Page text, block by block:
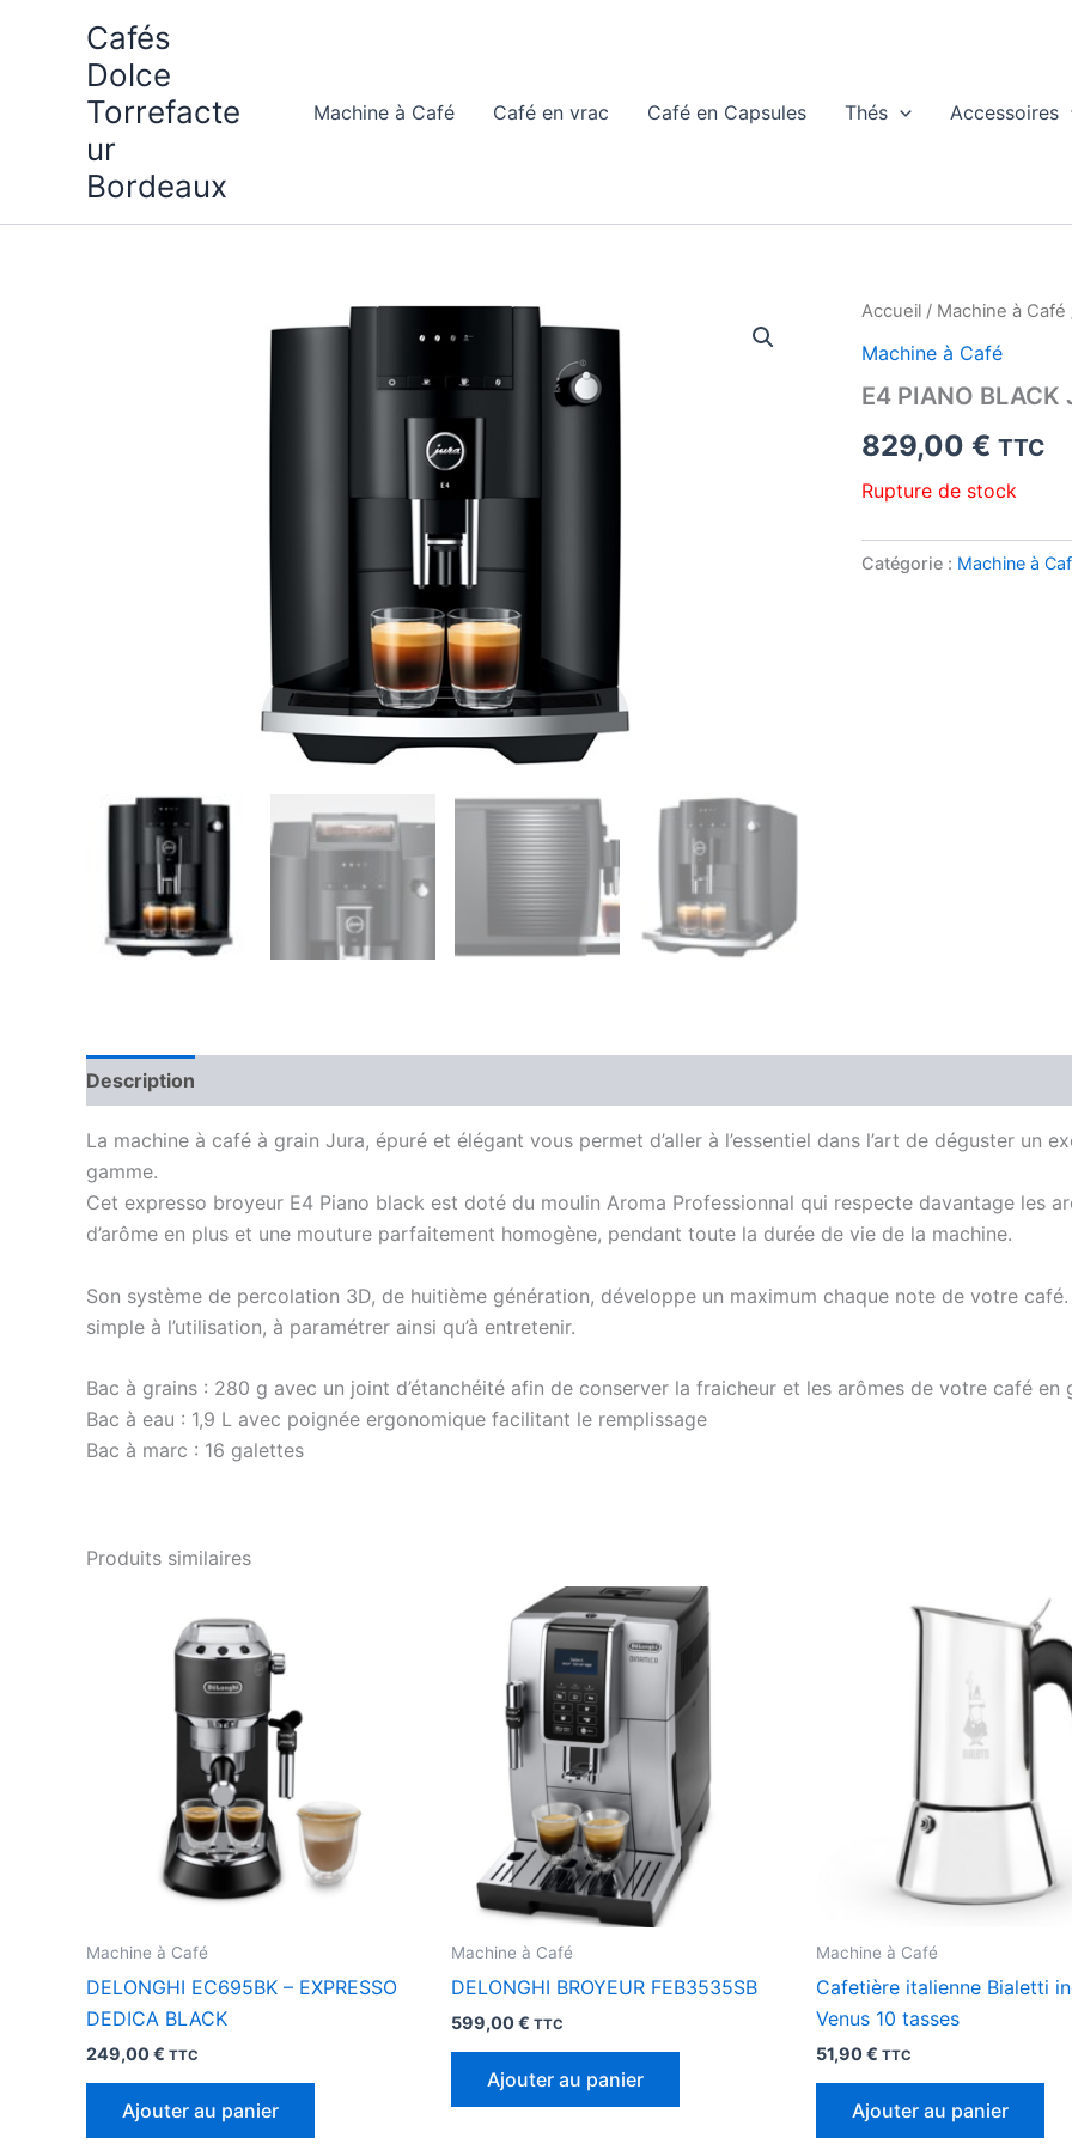
Cafés
Dolce
Torrefacte
ur
Bordeaux
Machine à Café Café en vrac Café en Capsules Thés Accessoires
Accueil / Machine à Café
Machine à Café
E4 PIANO BLACK
829,00 € TTC
Rupture de stock
Catégorie : Machine à
Description
La machine à café à grain Jura, épuré et élégant vous permet d’aller à l’essentiel dans l’art de déguster un
gamme.
Cet expresso broyeur E4 Piano black est doté du moulin Aroma Professionnal qui respecte davantage les
d’arôme en plus et une mouture parfaitement homogène, pendant toute la durée de vie de la machine.
Son système de percolation 3D, de huitième génération, développe un maximum chaque note de votre
simple à l’utilisation, à paramétrer ainsi qu’à entretenir.
Bac à grains : 280 g avec un joint d’étanchéité afin de conserver la fraicheur et les arômes de votre café en
Bac à eau : 1,9 L avec poignée ergonomique facilitant le remplissage
Bac à marc : 16 galettes
Produits similaires
Machine à Café
DELONGHI EC695BK – EXPRESSO
DEDICA BLACK
249,00€ TTC
Ajouter au panier
Machine à Café
DELONGHI BROYEUR FEB3535SB
599,00€ TTC
Ajouter au panier
Machine à Café
Cafetière italienne Bialetti
Venus 10 tasses
51,90€ TTC
Ajouter au panier